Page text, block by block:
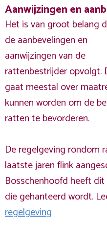
Aanwijzingen en
Het is van groot belang
de aanbevelingen en
aanwijzingen van de
rattenbestrijder opvolgt.
gaat meestal over
kunnen worden om de
ratten te bevorderen.
De regelgeving rondom
laatste jaren flink
Bosschenhoofd heeft
die gehanteerd wordt.
regelgeving